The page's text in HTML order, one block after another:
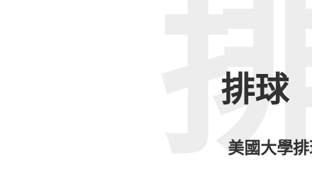
排球
美國大學